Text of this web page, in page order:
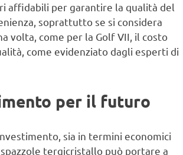
affidabili per garantire la qualità del
soprattutto se si considera
volta, come per la Golf VII, il costo
come evidenziato dagli esperti di
per il futuro
sia in termini economici
tergicristallo può portare a